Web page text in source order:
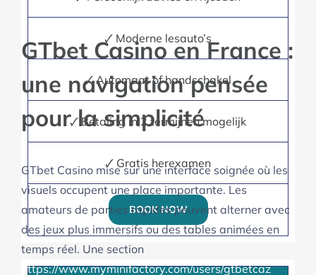
🗸 Moderne lesauto’s
🗸 Automaat of handschakel
🗸 Betaling in 2 termijnen mogelijk
🗸 Gratis herexamen
BOOK NOW
GTbet Casino en France :
une navigation pensée
pour la simplicité
GTbet Casino mise sur une interface soignée où les
visuels occupent une place importante. Les
amateurs de parties rapides peuvent alterner avec
des jeux plus immersifs ou des tables animées en
temps réel. Une section